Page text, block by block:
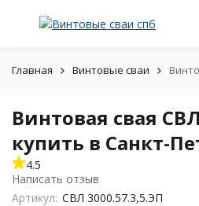
Главная Винтовые сваи
Винтовая свая
купить в Санкт-
4.5
Написать отзыв
Артикул: СВЛ 3000.57.3,5.ЭП